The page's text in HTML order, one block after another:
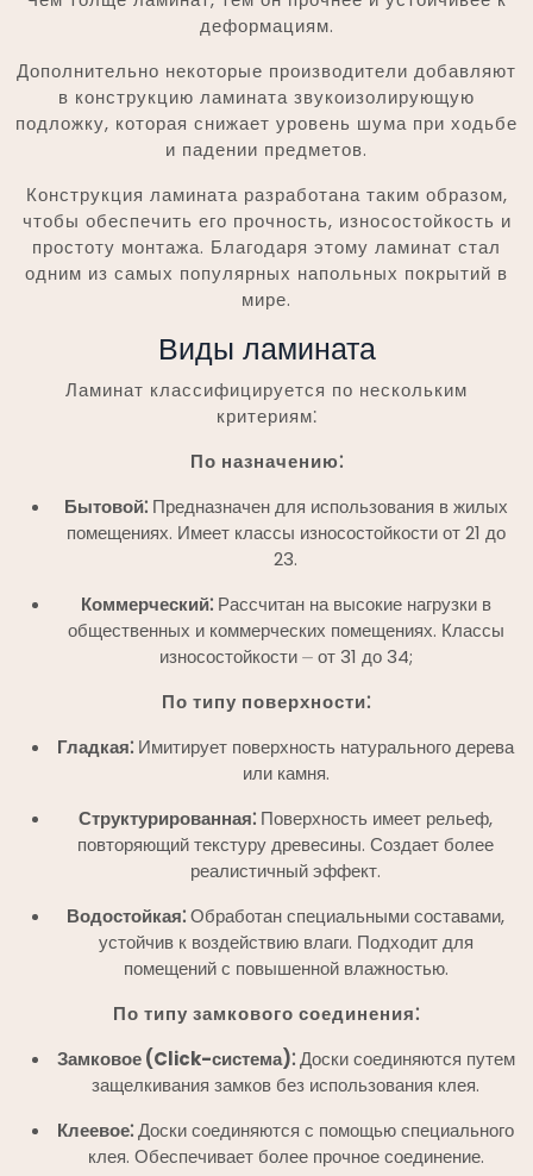
деформациям.
Дополнительно некоторые производители добавляют
в конструкцию ламината звукоизолирующую
подложку, которая снижает уровень шума при ходьбе
и падении предметов.
Конструкция ламината разработана таким образом,
чтобы обеспечить его прочность, износостойкость и
простоту монтажа. Благодаря этому ламинат стал
одним из самых популярных напольных покрытий в
мире.
Виды ламината
Ламинат классифицируется по нескольким
критериям⁚
По назначению⁚
Бытовой⁚Предназначен для использования в жилых
помещениях. Имеет классы износостойкости от 21 до
23.
Коммерческий⁚Рассчитан на высокие нагрузки в
общественных и коммерческих помещениях. Классы
износостойкости ⏤ от 31 до 34;
По типу поверхности⁚
Гладкая⁚ Имитирует поверхность натурального дерева
или камня.
Структурированная⁚ Поверхность имеет рельеф,
повторяющий текстуру древесины. Создает более
реалистичный эффект.
Водостойкая⁚Обработан специальными составами,
устойчив к воздействию влаги. Подходит для
помещений с повышенной влажностью.
По типу замкового соединения⁚
Замковое (Click-система)⁚Доски соединяются путем
защелкивания замков без использования клея.
Клеевое⁚Доски соединяются с помощью специального
клея. Обеспечивает более прочное соединение.